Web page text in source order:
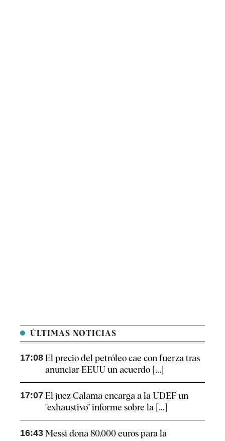
ÚLTIMAS NOTICIAS
17:08 El precio del petróleo cae con fuerza tras
anunciar EEUU un acuerdo [...]
17:07 El juez Calama encarga a la UDEF un
"exhaustivo" informe sobre la [...]
16:43 Messi dona 80.000 euros para la